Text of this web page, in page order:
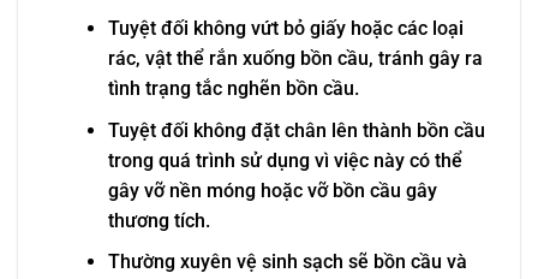
Tuyệt đối không vứt bỏ giấy hoặc các loại
rác, vật thể rắn xuống bồn cầu, tránh gây ra
tình trạng tắc nghẽn bồn cầu.
Tuyệt đối không đặt chân lên thành bồn cầu
trong quá trình sử dụng vì việc này có thể
gây vỡ nền móng hoặc vỡ bồn cầu gây
thương tích.
Thường xuyên vệ sinh sạch sẽ bồn cầu và